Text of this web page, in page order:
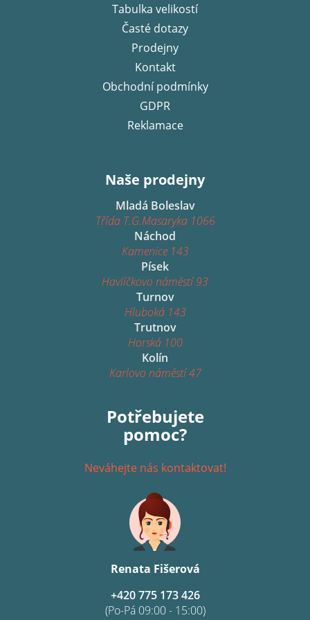
Tabulka velikostí
Časté dotazy
Prodejny
Kontakt
Obchodní podmínky
GDPR
Reklamace
Naše prodejny
Mladá Boleslav
Třída T.G.Masaryka 1066
Náchod
Kamenice 143
Písek
Havlíčkovo náměstí 93
Turnov
Hluboká 143
Trutnov
Horská 100
Kolín
Karlovo náměstí 47
Potřebujete
pomoc?
Neváhejte nás kontaktovat!
Renata Fišerová
+420 775 173 426
(Po-Pá 09:00 - 15:00)